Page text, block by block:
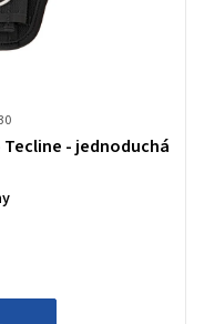
- jednoduchá